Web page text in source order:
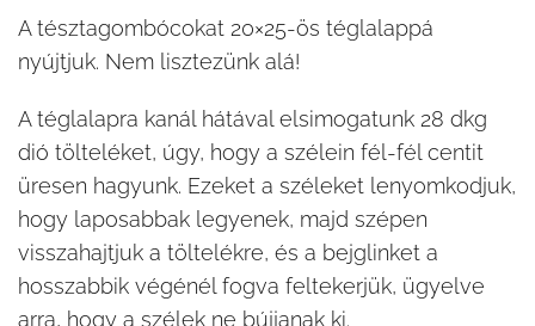
A tésztagombócokat 20×25-ös téglalappá
nyújtjuk. Nem lisztezünk alá!
A téglalapra kanál hátával elsimogatunk 28 dkg
dió tölteléket, úgy, hogy a szélein fél-fél centit
üresen hagyunk. Ezeket a széleket lenyomkodjuk,
hogy laposabbak legyenek, majd szépen
visszahajtjuk a töltelékre, és a bejglinket a
hosszabbik végénél fogva feltekerjük, ügyelve
arra, hogy a szélek ne bújjanak ki.